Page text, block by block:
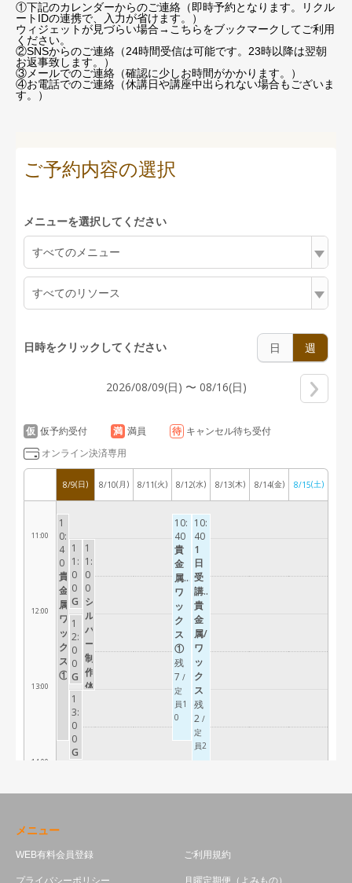
①下記のカレンダーからのご連絡（即時予約となります。リクル
ートIDの連携で、入力が省けます。）
ウィジェットが見づらい場合→こちらをブックマーク してご利用
ください。
②SNSからのご連絡（24時間受信は可能です。23時以降は翌朝
お返事致します。）
③メールでのご連絡（確認に少しお時間がかかります。）
④お電話でのご連絡（休講日や講座中出られない場合もございま
す。）
メニュー
WEB有料会員登録 ご利用規約
プライバシーポリシー 月曜定期便（よみもの）